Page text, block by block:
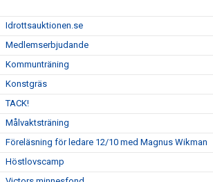
Idrottsauktionen.se
Medlemserbjudande
Kommunträning
Konstgräs
TACK!
Målvaktsträning
Föreläsning för ledare 12/10 med Magnus Wikman
Höstlovscamp